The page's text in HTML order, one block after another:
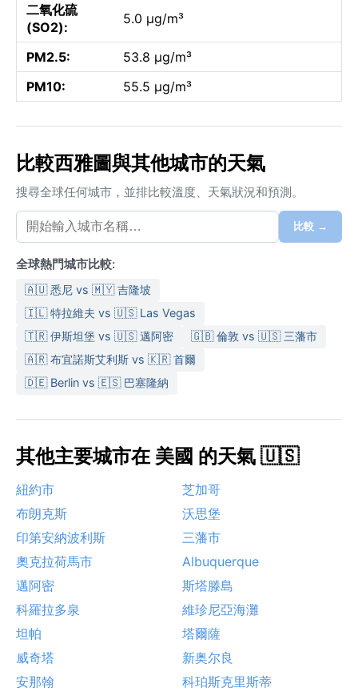
二氧化硫
(SO2):
5.0 µg/m³
PM2.5:
53.8 µg/m³
PM10:
55.5 µg/m³
比較西雅圖與其他城市的天氣
搜尋全球任何城市，並排比較溫度、天氣狀況和預測。
比較 →
全球熱門城市比較:
🇦🇺 悉尼 vs 🇲🇾 吉隆坡
🇮🇱 特拉維夫 vs 🇺🇸 Las Vegas
🇹🇷 伊斯坦堡 vs 🇺🇸 邁阿密
🇬🇧 倫敦 vs 🇺🇸 三藩市
🇦🇷 布宜諾斯艾利斯 vs 🇰🇷 首爾
🇩🇪 Berlin vs 🇪🇸 巴塞隆納
其他主要城市在 美國 的天氣 🇺🇸
紐約市
芝加哥
布朗克斯
沃思堡
印第安納波利斯
三藩市
奧克拉荷馬市
Albuquerque
邁阿密
斯塔滕島
科羅拉多泉
維珍尼亞海灘
坦帕
塔爾薩
威奇塔
新奥尔良
安那翰
科珀斯克里斯蒂